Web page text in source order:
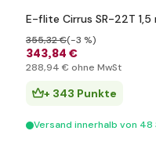
E-flite Cirrus SR-22T 1,5
343,84 €
355,32 €(-3 %)
288,94 € ohne MwSt
+ 343 Punkte
Versand innerhalb von 48